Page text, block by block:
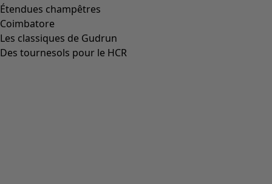
Étendues champêtres
Coimbatore
Les classiques de Gudrun
Des tournesols pour le HCR